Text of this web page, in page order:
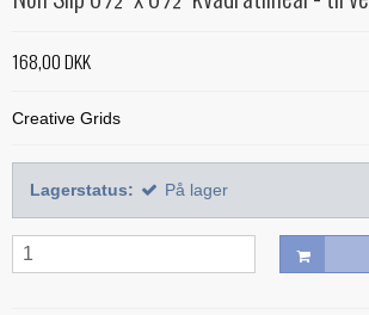
Silketråd
Diverse tråde
Alle bøger
Bøger med 'Jelly Rolls'
Paper/foundation piecing
Quiltning
Mønstre
Alle mønstre
Mønstre til stamps
Nyt og anderledes
Mønstre fra Sew Kind of Wonderful
Skabeloner og linealer
Creative Grids
Diverse skabeloner
Linealer
Quilting
Div. tilbehør til quiltning
Quiltemønstre
Fortrykte quilttoppe
Taskemønstre
Lynlåse
Materialer til masker/mundbind
Kork og kunstlæder
168,00 DKK
Creative Grids
Lagerstatus: På lager